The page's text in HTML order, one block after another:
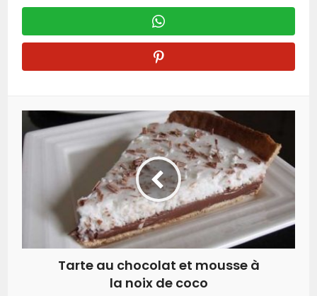
Tarte au chocolat et mousse à
la noix de coco